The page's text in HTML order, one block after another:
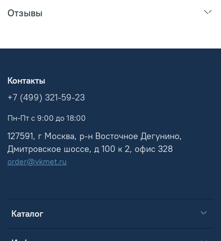
Отзывы
Каталог
Контакты
+7 (499) 321-59-23
Пн-Пт с 9:00 до 18:00
127591, г Москва, р-н Восточное Дегунино,
Дмитровское шоссе, д 100 к 2, офис 328
order@vkmet.ru